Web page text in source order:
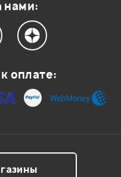
нами:
оплате: